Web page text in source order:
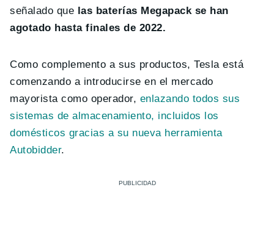
señalado que las baterías Megapack se han
agotado hasta finales de 2022.
Como complemento a sus productos, Tesla está
comenzando a introducirse en el mercado
mayorista como operador, enlazando todos sus
sistemas de almacenamiento, incluidos los
domésticos gracias a su nueva herramienta
Autobidder.